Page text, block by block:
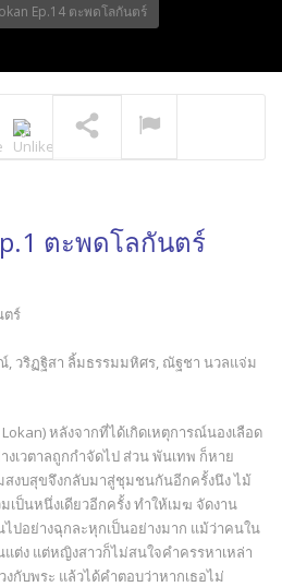
Ep.14 ตะพดโลกันตร์
ตะพดโลกันตร์
ตร์
วริฏฐิสา ลิ้มธรรมมหิศร, ณัฐชา นวลแจ่ม
หลังจากที่ได้เกิดเหตุการณ์นองเลือด
เวตาลถูกกำจัดไป ส่วน พันเทพ ก็หาย
สงบสุขจึงกลับมาสู่ชุมชนกันอีกครั้งนึง ไม้
เป็นหนึ่งเดียวอีกครั้ง ทำให้เมฆ จัดงาน
ไปอย่างฉุกละหุกเป็นอย่างมาก แม้ว่าคนใน
ต่ง แต่หญิงสาวก็ไม่สนใจคำครรหาเหล่า
กับพระ แล้วได้คำตอบว่าหากเธอไม่